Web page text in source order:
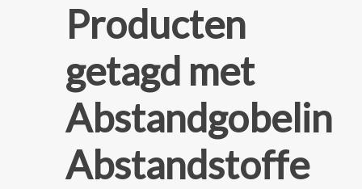
Producten
getagd met
Abstandgobelin
Abstandstoffe